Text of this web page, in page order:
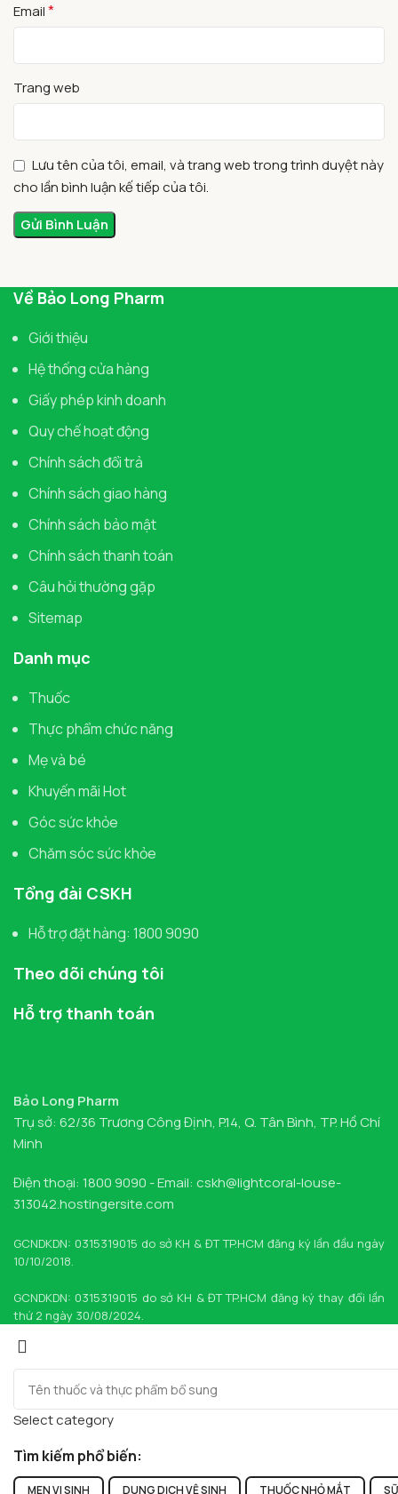
Email*
Trang web
Lưu tên của tôi, email, và trang web trong trình duyệt này
cho lần bình luận kế tiếp của tôi.
Về Bảo Long Pharm
Giới thiệu
Hệ thống cửa hàng
Giấy phép kinh doanh
Quy chế hoạt động
Chính sách đổi trả
Chính sách giao hàng
Chính sách bảo mật
Chính sách thanh toán
Câu hỏi thường gặp
Sitemap
Danh mục
Thuốc
Thực phẩm chức năng
Mẹ và bé
Khuyến mãi Hot
Góc sức khỏe
Chăm sóc sức khỏe
Tổng đài CSKH
Hỗ trợ đặt hàng: 1800 9090
Theo dõi chúng tôi
Hỗ trợ thanh toán
Bảo Long Pharm
Trụ sở: 62/36 Trương Công Định, P.14, Q. Tân Bình, TP. Hồ Chí
Minh
Điện thoại: 1800 9090 - Email: cskh@lightcoral-louse-
313042.hostingersite.com
GCNDKDN: 0315319015 do sở KH & ĐT TP.HCM đăng ký lần đầu ngày
10/10/2018.
GCNDKDN: 0315319015 do sở KH & ĐT TP.HCM đăng ký thay đổi lần
thứ 2 ngày 30/08/2024.
Select category
Tìm kiếm phổ biến:
MEN VI SINH DUNG DỊCH VỆ SINH THUỐC NHỎ MẮT